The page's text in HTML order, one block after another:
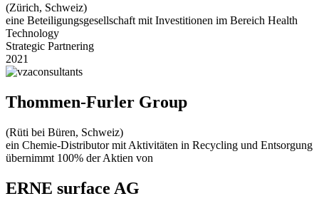
(Zürich, Schweiz)
eine Beteiligungsgesellschaft mit Investitionen im Bereich Health
Technology
Strategic Partnering
2021
Thommen-Furler Group
(Rüti bei Büren, Schweiz)
ein Chemie-Distributor mit Aktivitäten in Recycling und Entsorgung
übernimmt 100% der Aktien von
ERNE surface AG